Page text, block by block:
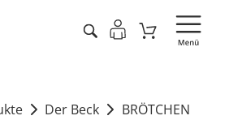
Der Beck
BRÖTCHEN